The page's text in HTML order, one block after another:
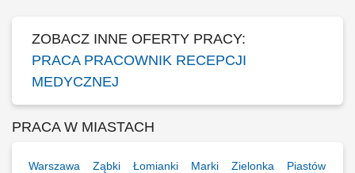
ZOBACZ INNE OFERTY PRACY:
PRACA PRACOWNIK RECEPCJI
MEDYCZNEJ
PRACA W MIASTACH
Warszawa Ząbki Łomianki Marki Zielonka Piastów